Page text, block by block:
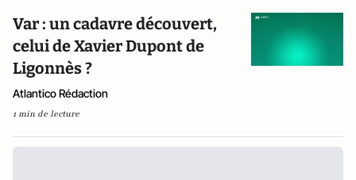
Var : un cadavre découvert,
celui de Xavier Dupont de
Ligonnès ?
Atlantico Rédaction
1 min de lecture